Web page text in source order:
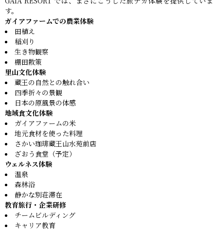
す。
ガイアファームでの農業体験
田植え
稲刈り
生き物観察
棚田散策
里山文化体験
蔵王の自然との触れ合い
四季折々の景観
日本の原風景の体感
地域食文化体験
ガイアファームの米
地元食材を使った料理
さかい珈琲蔵王山水苑前店
ざおう食堂（予定）
ウェルネス体験
温泉
森林浴
静かな別荘滞在
教育旅行・企業研修
チームビルディング
キャリア教育